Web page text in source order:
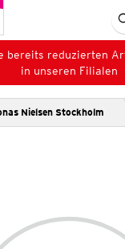
bereits reduzierten
in unseren Filialen
Nielsen Stockholm